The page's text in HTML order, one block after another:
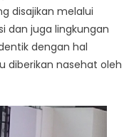
disajikan melalui
dan juga lingkungan
dengan hal
diberikan nasehat oleh